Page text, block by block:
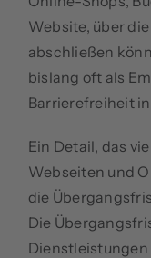
Website, über
abschließen
bislang oft als
Barrierefreiheit
Ein Detail, das
Webseiten und
die
Die
Dienstleistungen